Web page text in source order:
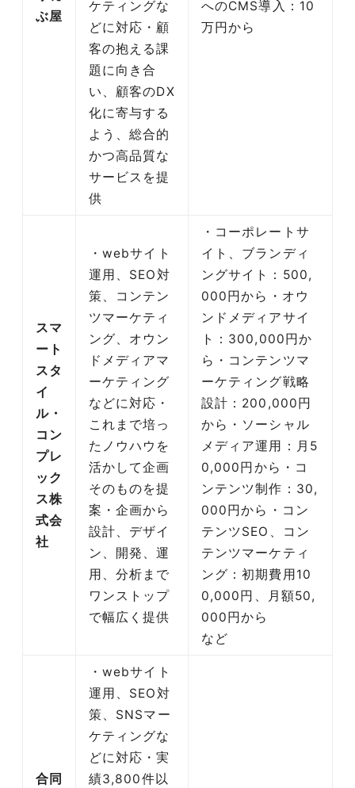
ぶ屋
ケティングな
どに対応・顧
客の抱える課
題に向き合
い、顧客のDX
化に寄与する
よう、総合的
かつ高品質な
サービスを提
供
へのCMS導入：10
万円から
スマ
ート
スタ
イ
ル・
コン
プレ
ック
ス株
式会
社
・webサイト
運用、SEO対
策、コンテン
ツマーケティ
ング、オウン
ドメディアマ
ーケティング
などに対応・
これまで培っ
たノウハウを
活かして企画
そのものを提
案・企画から
設計、デザイ
ン、開発、運
用、分析まで
ワンストップ
で幅広く提供
・コーポレートサ
イト、ブランディ
ングサイト：500,
000円から・オウ
ンドメディアサイ
ト：300,000円か
ら・コンテンツマ
ーケティング戦略
設計：200,000円
から・ソーシャル
メディア運用：月5
0,000円から・コ
ンテンツ制作：30,
000円から・コン
テンツSEO、コン
テンツマーケティ
ング：初期費用10
0,000円、月額50,
000円から
など
合同
・webサイト
運用、SEO対
策、SNSマー
ケティングな
どに対応・実
績3,800件以